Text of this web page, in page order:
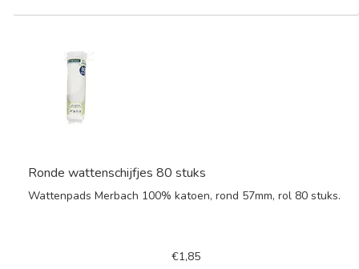
Ronde wattenschijfjes 80 stuks
Wattenpads Merbach 100% katoen, rond 57mm, rol 80 stuks.
€1,85